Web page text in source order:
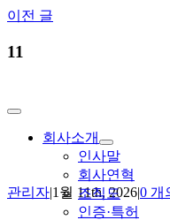
Skip
content
Toggle
Navigation회사소개
인사말
회사연혁
조직도
인증·특허
이전 글
11
관리자|1월 11th, 2026|0 개